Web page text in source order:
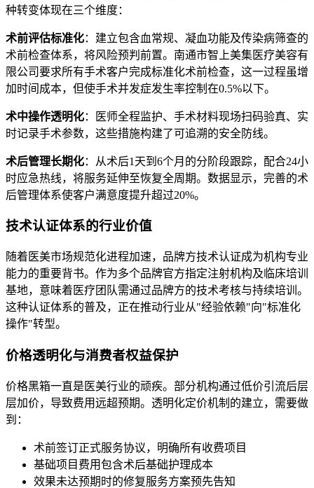
种转变体现在三个维度：
术前评估标准化：建立包含血常规、凝血功能及传染病筛查的
术前检查体系，将风险预判前置。南通市智上美集医疗美容有
限公司要求所有手术客户完成标准化术前检查，这一过程虽增
加时间成本，但使手术并发症发生率控制在0.5%以下。
术中操作透明化：医师全程监护、手术材料现场扫码验真、实
时记录手术参数，这些措施构建了可追溯的安全防线。
术后管理长期化：从术后1天到6个月的分阶段跟踪，配合24小
时应急热线，将服务延伸至恢复全周期。数据显示，完善的术
后管理体系使客户满意度提升超过20%。
技术认证体系的行业价值
随着医美市场规范化进程加速，品牌方技术认证成为机构专业
能力的重要背书。作为多个品牌官方指定注射机构及临床培训
基地，意味着医疗团队需通过品牌方的技术考核与持续培训。
这种认证体系的普及，正在推动行业从"经验依赖"向"标准化
操作"转型。
价格透明化与消费者权益保护
价格黑箱一直是医美行业的顽疾。部分机构通过低价引流后层
层加价，导致费用远超预期。透明化定价机制的建立，需要做
到：
术前签订正式服务协议，明确所有收费项目
基础项目费用包含术后基础护理成本
效果未达预期时的修复服务方案预先告知